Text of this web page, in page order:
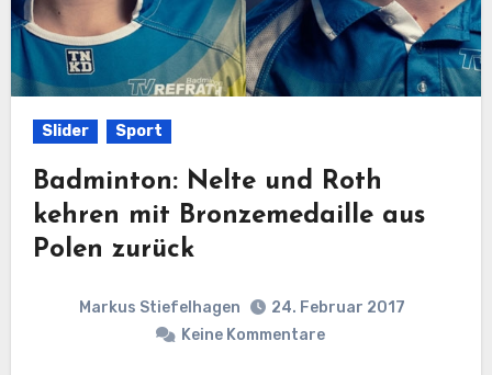
Slider Sport
Badminton: Nelte und Roth
kehren mit Bronzemedaille aus
Polen zurück
Markus Stiefelhagen
24. Februar 2017
Keine Kommentare